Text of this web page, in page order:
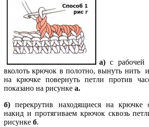
а) с рабочей
вколоть крючок в полотно, вынуть нить
на крючке повернуть петли против
показано на рисунке а.
б) перекрутив находящиеся на крючке
накид и протягиваем крючок сквозь
рисунке б.